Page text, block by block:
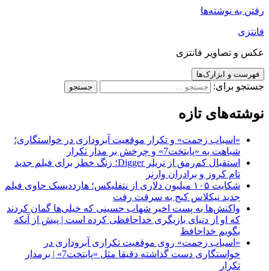
رفتن به نوشته‌ها
فانتزی
عکس و تصاویر فانتزی
فهرست و ابزارک‌ها
جستجو برای:
نوشته‌های تازه
«اسباب زحمت» و تکرار موقعیت آبروداری در خواستگاری؛
شباهت به «پایتخت7» و چرخش بر مدار تکرار
استقبال کم‌رمق از تریلر Digger؛ زنگ خطر برای فیلم جدید
تام کروز و برادران وارنر
شکایت ۱۰۵ میلیون دلاری از نتفلیکس؛ هارددیسک حاوی فیلم
جدید نیکلاس کیج به سرقت رفت
واکنش‌ها به پست اخیر شهاب حسینی که خیلی‌ها گمان کردند
که او از دنیای بازیگری خداحافظی کرده است | پیش از آنکه
بگویم خداحافظ
«اسباب زحمت» روی موقعیت تکراری آبروداری در
خواستگاری دست گذاشته دقیقا مثل «پایتخت7» | برمدار
تکرار